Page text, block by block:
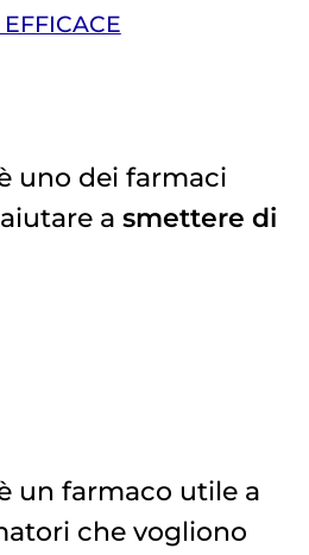
uno dei farmaci
a smettere di
un farmaco utile a
che vogliono